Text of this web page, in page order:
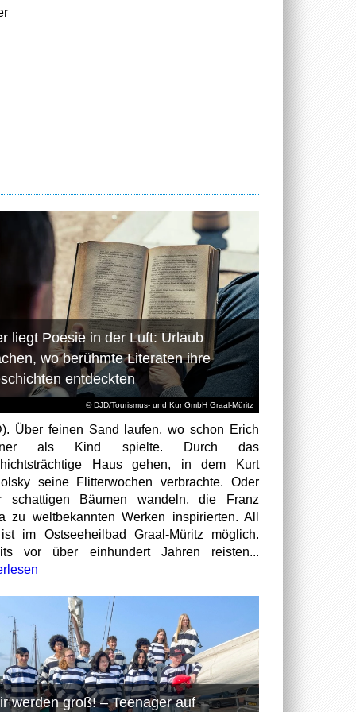
© DJD/Tourismus- und Kur GmbH Graal-Müritz
liegt Poesie in der Luft: Urlaub
wo berühmte Literaten ihre
entdeckten
Über feinen Sand laufen, wo schon Erich
als Kind spielte. Durch das
Haus gehen, in dem Kurt
seine Flitterwochen verbrachte. Oder
schattigen Bäumen wandeln, die Franz
zu weltbekannten Werken inspirierten. All
im Ostseeheilbad Graal-Müritz möglich.
vor über einhundert Jahren reisten...
werden groß! – Teenager auf